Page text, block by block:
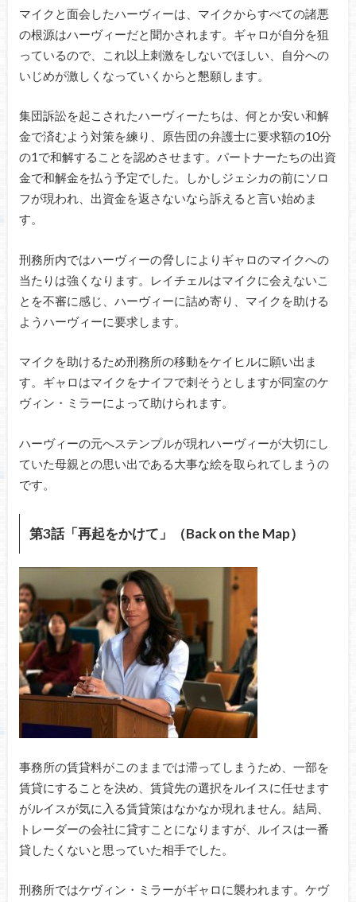
マイクと面会したハーヴィーは、マイクからすべての諸悪
の根源はハーヴィーだと聞かされます。ギャロが自分を狙
っているので、これ以上刺激をしないでほしい、自分への
いじめが激しくなっていくからと懇願します。
集団訴訟を起こされたハーヴィーたちは、何とか安い和解
金で済むよう対策を練り、原告団の弁護士に要求額の10分
の1で和解することを認めさせます。パートナーたちの出資
金で和解金を払う予定でした。しかしジェシカの前にソロ
フが現われ、出資金を返さないなら訴えると言い始めま
す。
刑務所内ではハーヴィーの脅しによりギャロのマイクへの
当たりは強くなります。レイチェルはマイクに会えないこ
とを不審に感じ、ハーヴィーに詰め寄り、マイクを助ける
ようハーヴィーに要求します。
マイクを助けるため刑務所の移動をケイヒルに願い出ま
す。ギャロはマイクをナイフで刺そうとしますが同室のケ
ヴィン・ミラーによって助けられます。
ハーヴィーの元へステンプルが現れハーヴィーが大切にし
ていた母親との思い出である大事な絵を取られてしまうの
です。
第3話「再起をかけて」（Back on the Map）
事務所の賃貸料がこのままでは滞ってしまうため、一部を
賃貸にすることを決め、賃貸先の選択をルイスに任せます
がルイスが気に入る賃貸策はなかなか現れません。結局、
トレーダーの会社に貸すことになりますが、ルイスは一番
貸したくないと思っていた相手でした。
刑務所ではケヴィン・ミラーがギャロに襲われます。ケヴ